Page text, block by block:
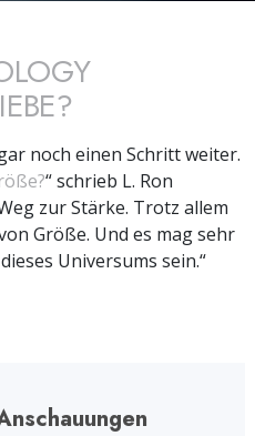
noch einen Schritt weiter.
“ schrieb L. Ron
zur Stärke. Trotz allem
Größe. Und es mag sehr
Universums sein.“